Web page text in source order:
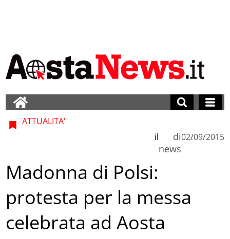
ATTUALITA'
di
news
il 02/09/2015
Madonna di Polsi:
protesta per la messa
celebrata ad Aosta